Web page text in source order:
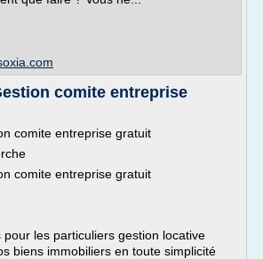
comite entreprise
comite entreprise gratuit
comite entreprise gratuit
les particuliers gestion locative
biens immobiliers en toute simplicité